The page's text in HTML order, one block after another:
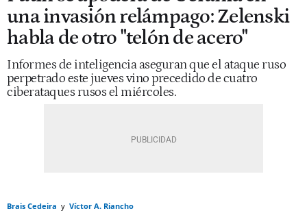
una invasión relámpago: Zelenski
habla de otro "telón de acero"
Informes de inteligencia aseguran que el ataque ruso
perpetrado este jueves vino precedido de cuatro
ciberataques rusos el miércoles.
Brais Cedeira
Víctor A. Riancho